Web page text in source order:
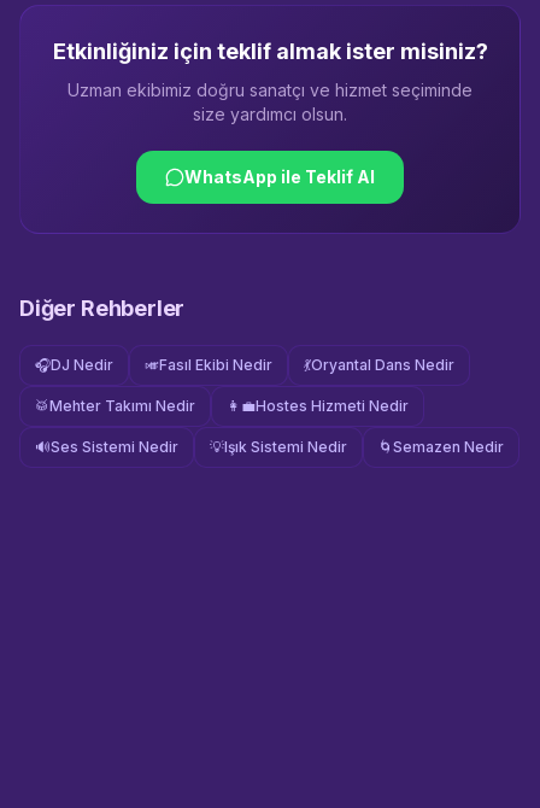
Etkinliğiniz için teklif almak ister misiniz?
Uzman ekibimiz doğru sanatçı ve hizmet seçiminde
size yardımcı olsun.
WhatsApp ile Teklif Al
Diğer Rehberler
🎧DJ Nedir 🎺Fasıl Ekibi Nedir 💃Oryantal Dans Nedir
🥁Mehter Takımı Nedir 👩‍💼Hostes Hizmeti Nedir
🔊Ses Sistemi Nedir 💡Işık Sistemi Nedir 🌀 Semazen Nedir